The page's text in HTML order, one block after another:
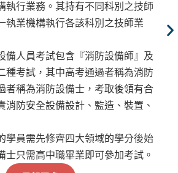
地方特考是什麼？地方政府特考簡介
特種考試地方政府公務人員考試，係
整合原特種考試臺灣省及福建省基
特種考試臺北市政府基層公務人員考
立，採分區錄取、分區分發方式辦理
本項考試設三等、四等及五等考試，
政等科別，配合任用需求，每年舉辦
解決高資低考，並改進以往應考人重
取而產生不足額報到之現象。